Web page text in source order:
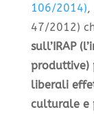
106/2014),
47/2012)
sull’IRAP
produttive)
liberali
culturale e